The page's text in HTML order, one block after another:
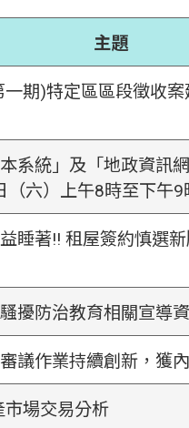
主題
期)特定區區段徵收
系統」及「地政資訊
六）上午8時至下午9
睡著!! 租屋簽約慎選
擾防治教育相關宣導
議作業持續創新，獲
場交易分析